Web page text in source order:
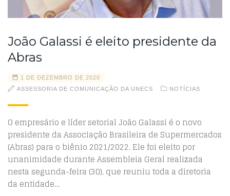
João Galassi é eleito presidente da
Abras
1 DE DEZEMBRO DE 2020
ASSESSORIA DE COMUNICAÇÃO DA UNECS
NOTÍCIAS
O empresário e líder setorial João Galassi é o novo
presidente da Associação Brasileira de Supermercados
(Abras) para o biênio 2021/2022. Ele foi eleito por
unanimidade durante Assembleia Geral realizada
nesta segunda-feira (30), que reuniu toda a diretoria
da entidade…